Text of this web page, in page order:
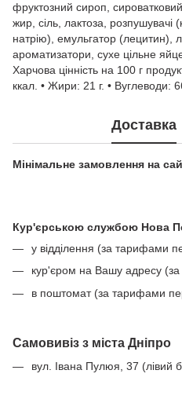
фруктозний сироп,
жир, сіль, лактоза,
натрію), емульгатор (лецитин),
ароматизатори, сухе цільне
Харчова цінність на 100 г
ккал. • Жири: 21 г. • Вуглеводи:
Доставка
Мінімальне замовлення на
Кур'єрською службою Нова
у відділення (за тарифами
кур'єром на Вашу адресу
в поштомат (за тарифами
Самовивіз з міста Дніпро
вул. Івана Пулюя, 37 (лівий